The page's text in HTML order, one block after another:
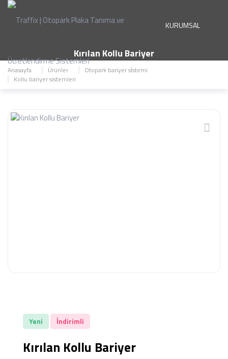
KURUMSAL
Kırılan Kollu Bariyer
Anasayfa Ürünler
Otopark bariyer si̇stemi
Kollu bariyer sistemleri
Yeni İndirimli
Kırılan Kollu Bariyer